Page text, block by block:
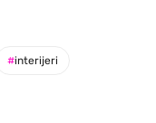
#interijeri